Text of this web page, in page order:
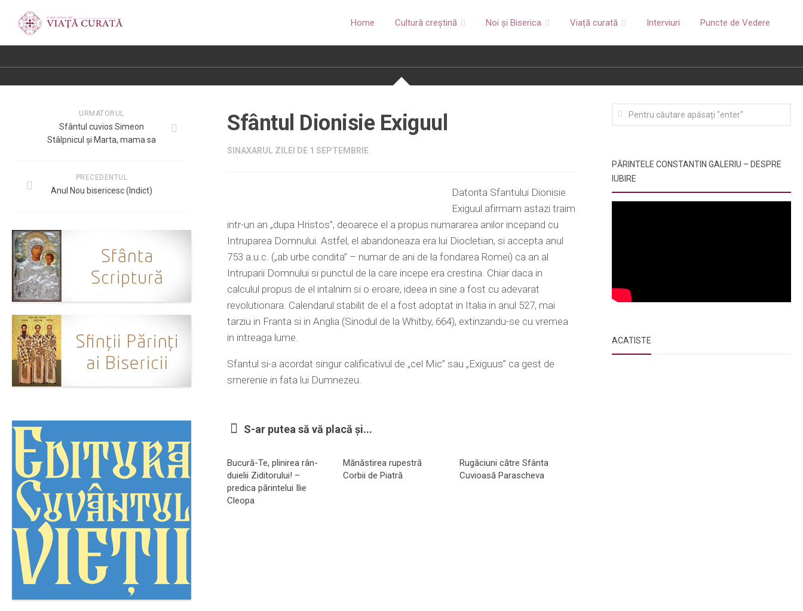
Home Cultură creștină Noi și Biserica Viață curată Interviuri Puncte de Vedere
Sfântul Dionisie Exiguul
SINAXARUL ZILEI DE 1 SEPTEMBRIE
Datorita Sfantului Dionisie
Exiguul afirmam astazi traim
intr-un an „dupa Hristos”, deoarece el a propus numararea anilor incepand cu
Intruparea Domnului. Astfel, el abandoneaza era lui Diocletian, si accepta anul
753 a.u.c. („ab urbe condita” – numar de ani de la fondarea Romei) ca an al
Intruparii Domnului si punctul de la care incepe era crestina. Chiar daca in
calculul propus de el intalnim si o eroare, ideea in sine a fost cu adevarat
revolutionara. Calendarul stabilit de el a fost adoptat in Italia in anul 527, mai
tarziu in Franta si in Anglia (Sinodul de la Whitby, 664), extinzandu-se cu vremea
in intreaga lume.
Sfantul si-a acordat singur calificativul de „cel Mic” sau „Exiguus” ca gest de
smerenie in fata lui Dumnezeu.
S-ar putea să vă placă și...
Bucură-Te, plinirea rân­
duielii Ziditorului! –
predica părintelui Ilie
Cleopa
Mănăstirea rupestră
Corbii de Piatră
Rugăciuni către Sfânta
Cuvioasă Parascheva
URMATORUL
Sfântul cuvios Simeon
Stâlpnicul și Marta, mama sa
PRECEDENTUL
Anul Nou bisericesc (Indict)
PĂRINTELE CONSTANTIN GALERIU – DESPRE
IUBIRE
ACATISTE